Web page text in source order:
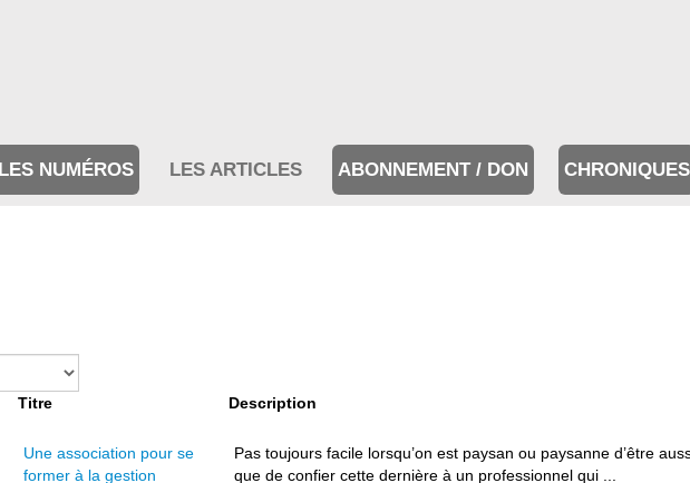
LES NUMÉROS LES ARTICLES ABONNEMENT / DON CHRONIQUES
Titre Description
Une association pour se
former à la gestion
Pas toujours facile lorsqu’on est paysan ou paysanne d’être
que de confier cette dernière à un professionnel qui ...